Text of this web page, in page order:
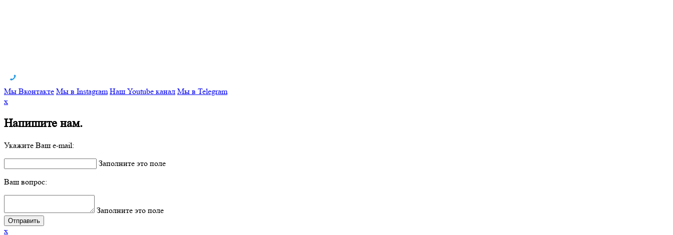
Мы Вконтакте Мы в Instagram Наш Youtube канал Мы в Telegram
x
Напишите нам.
Укажите Ваш e-mail:
Заполните это поле
Ваш вопрос:
Заполните это поле
x